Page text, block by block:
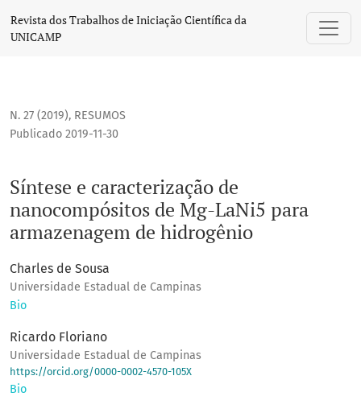
Síntese e caracterização de nanocompósitos de Mg-LaNi5
Revista dos Trabalhos de Iniciação Científica da
UNICAMP
N. 27 (2019), RESUMOS
Síntese e caracterização de
nanocompósitos de Mg-LaNi5 para
armazenagem de hidrogênio
Publicado 2019-11-30
Charles de Sousa
Universidade Estadual de Campinas
Bio
Ricardo Floriano
Universidade Estadual de Campinas
https://orcid.org/0000-0002-4570-105X
Bio